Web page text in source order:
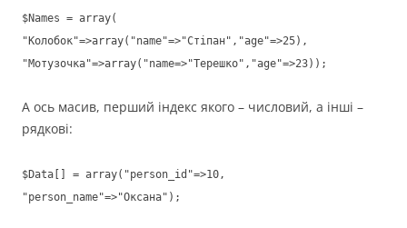
$Names = array(
"Колобок"=>array("name"=>"Стіпан","age"=>25),
"Мотузочка"=>array("name=>"Терешко","age"=>23));
А ось масив, перший індекс якого – числовий, а інші –
рядкові:
$Data[] = array("person_id"=>10,
"person_name"=>"Оксана");